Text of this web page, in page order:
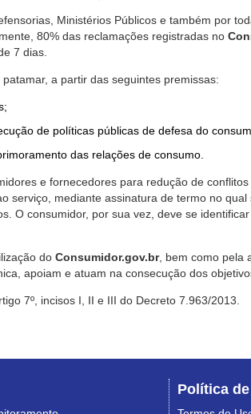
Ministérios Públicos e também por
80% das reclamações registradas no
7 dias.
a partir das seguintes premissas:
de políticas públicas de defesa do
das relações de consumo.
e fornecedores para redução de
serviço, mediante assinatura de termo no
O consumidor, por sua vez, deve se
do Consumidor.gov.br, bem como pela
apoiam e atuam na consecução dos
7º, incisos I, II e III do Decreto 7.963/2013.
Política